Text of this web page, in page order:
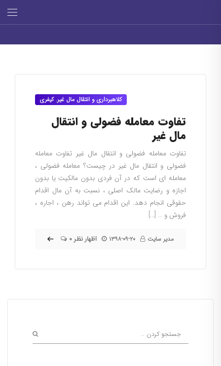
کلاهبرداری و انتقال مال غیر,کیفری
تفاوت معامله فضولی و انتقال
مال غیر
تفاوت معامله فضولی و انتقال مال غیر تفاوت معامله
فضولی و انتقال مال غیر در چیست؟ معامله فضولی ،
معامله ای است که در آن فردی بدون مالکیت یا بدون
اجازه و رضایت مالک اصلی ، نسبت به آن مال اقدام
حقوقی انجام دهد. این اقدام می تواند رهن ، اجاره ،
فروش و … […]
مدیر سایت ۱۳۹۸-۰۹-۲۰ ۰ اظهار نظر